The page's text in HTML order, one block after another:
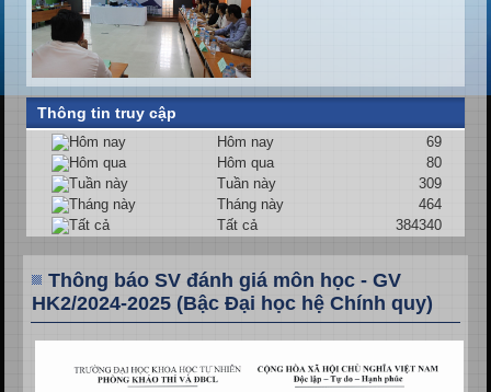
Thông tin truy cập
Hôm nay
69
Hôm qua
80
Tuần này
309
Tháng này
464
Tất cả
384340
Thông báo SV đánh giá môn học - GV
HK2/2024-2025 (Bậc Đại học hệ Chính quy)